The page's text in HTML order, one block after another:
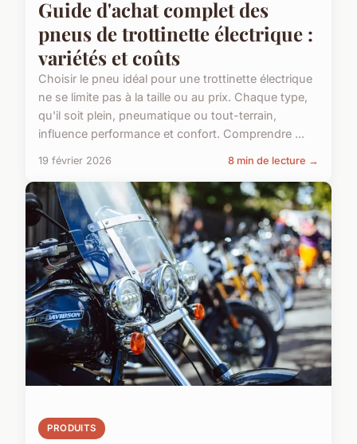
Guide d'achat complet des
pneus de trottinette électrique :
variétés et coûts
Choisir le pneu idéal pour une trottinette électrique
ne se limite pas à la taille ou au prix. Chaque type,
qu'il soit plein, pneumatique ou tout-terrain,
influence performance et confort. Comprendre ...
19 février 2026 8 min de lecture →
PRODUITS